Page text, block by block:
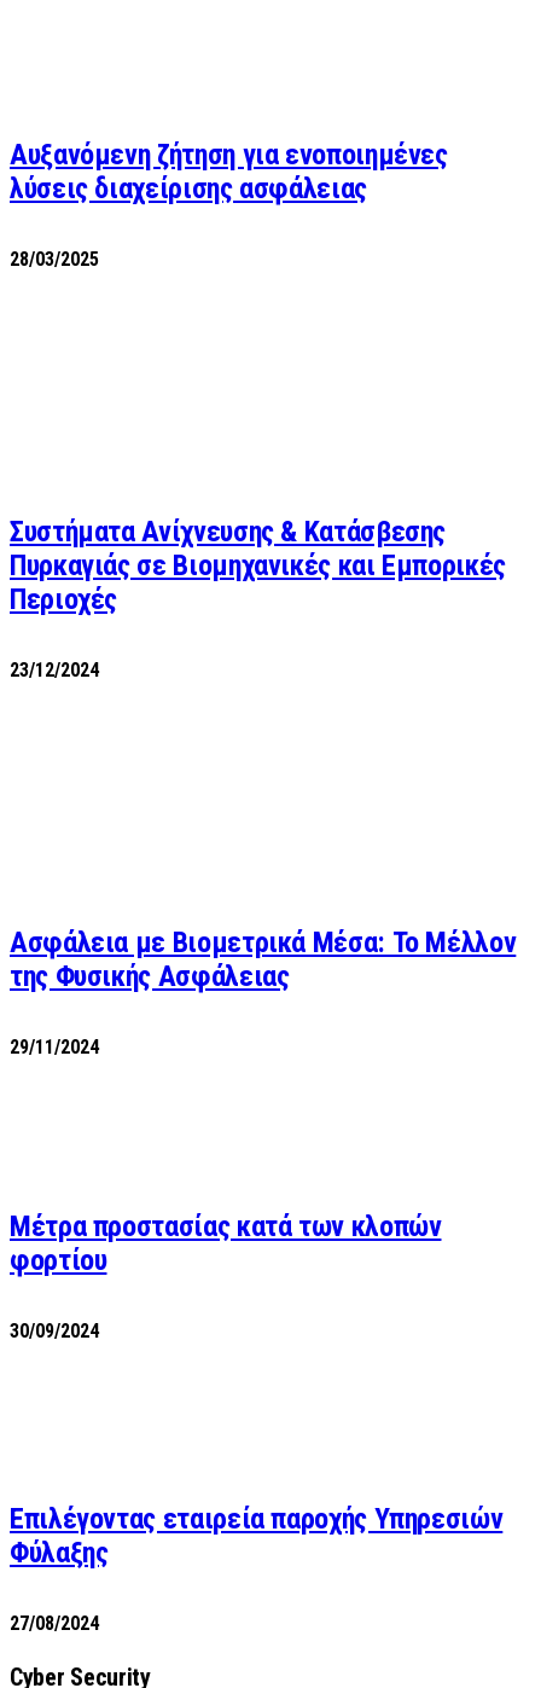
Αυξανόμενη ζήτηση για ενοποιημένες
λύσεις διαχείρισης ασφάλειας
28/03/2025
Συστήματα Ανίχνευσης & Κατάσβεσης
Πυρκαγιάς σε Βιομηχανικές και Εμπορικές
Περιοχές
23/12/2024
Ασφάλεια με Βιομετρικά Μέσα: Το Μέλλον
της Φυσικής Ασφάλειας
29/11/2024
Μέτρα προστασίας κατά των κλοπών
φορτίου
30/09/2024
Επιλέγοντας εταιρεία παροχής Υπηρεσιών
Φύλαξης
27/08/2024
Cyber Security